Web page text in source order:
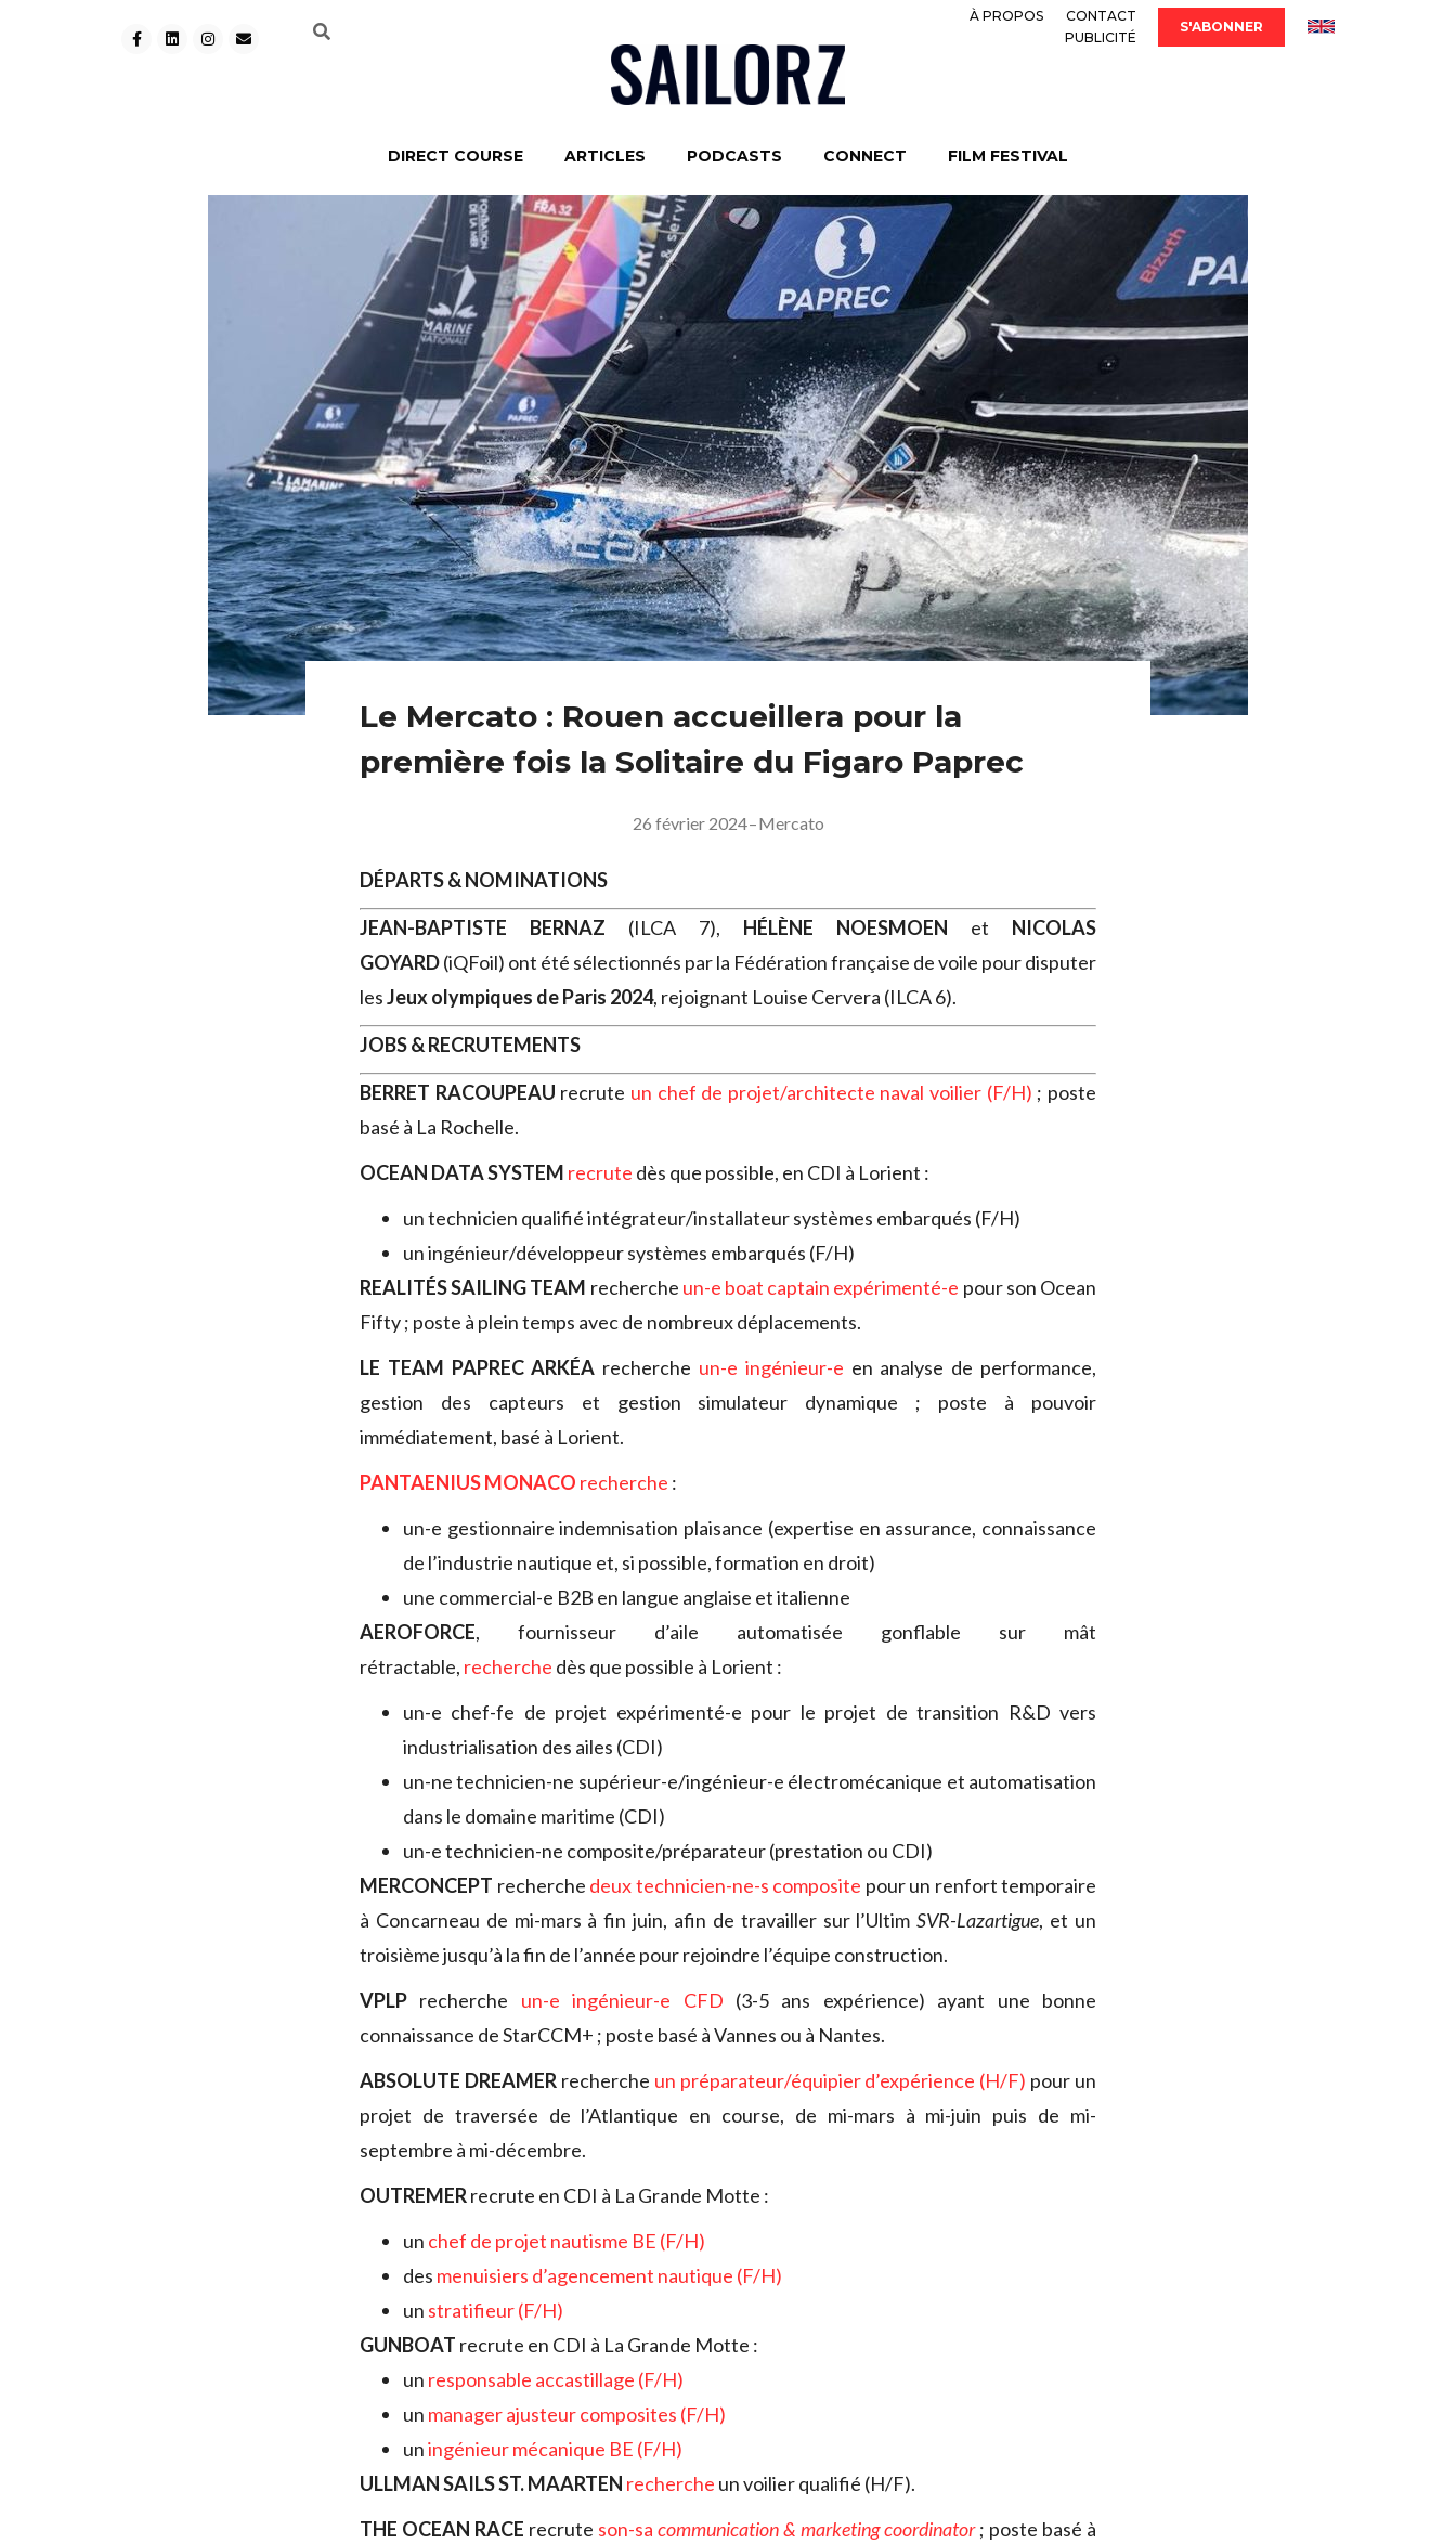
À PROPOS
CONTACT
PUBLICITÉ
S'ABONNER
DIRECT COURSE ARTICLES PODCASTS CONNECT FILM FESTIVAL
Le Mercato : Rouen accueillera pour la
première fois la Solitaire du Figaro Paprec
26 février 2024–Mercato
DÉPARTS & NOMINATIONS
JEAN-BAPTISTE BERNAZ (ILCA 7), HÉLÈNE NOESMOEN et NICOLAS
GOYARD(iQFoil) ont été sélectionnés par la Fédération française de voile pour disputer
lesJeux olympiques de Paris 2024, rejoignant Louise Cervera (ILCA 6).
JOBS & RECRUTEMENTS
BERRET RACOUPEAU recrute un chef de projet/architecte naval voilier (F/H) ; poste
basé à La Rochelle.
OCEAN DATA SYSTEM recrute dès que possible, en CDI à Lorient :
un technicien qualifié intégrateur/installateur systèmes embarqués (F/H)
un ingénieur/développeur systèmes embarqués (F/H)
REALITÉS SAILING TEAM recherche un-e boat captain expérimenté-e pour son Ocean
Fifty ; poste à plein temps avec de nombreux déplacements.
LE TEAM PAPREC ARKÉA recherche un-e ingénieur-e en analyse de performance,
gestion des capteurs et gestion simulateur dynamique ; poste à pouvoir
immédiatement, basé à Lorient.
PANTAENIUS MONACO recherche :
un-e gestionnaire indemnisation plaisance (expertise en assurance, connaissance
de l’industrie nautique et, si possible, formation en droit)
une commercial-e B2B en langue anglaise et italienne
AEROFORCE, fournisseur d’aile automatisée gonflable sur mât
rétractable, recherche dès que possible à Lorient :
un-e chef-fe de projet expérimenté-e pour le projet de transition R&D vers
industrialisation des ailes (CDI)
un-ne technicien-ne supérieur-e/ingénieur-e électromécanique et automatisation
dans le domaine maritime (CDI)
un-e technicien-ne composite/préparateur (prestation ou CDI)
MERCONCEPT recherche deux technicien-ne-s composite pour un renfort temporaire
à Concarneau de mi-mars à fin juin, afin de travailler sur l’UltimSVR-Lazartigue, et un
troisième jusqu’à la fin de l’année pour rejoindre l’équipe construction.
VPLP recherche un-e ingénieur-e CFD (3-5 ans expérience) ayant une bonne
connaissance de StarCCM+ ; poste basé à Vannes ou à Nantes.
ABSOLUTE DREAMERrecherche un préparateur/équipier d’expérience (H/F) pour un
projet de traversée de l’Atlantique en course, de mi-mars à mi-juin puis de mi-
septembre à mi-décembre.
OUTREMERrecrute en CDI à La Grande Motte :
un chef de projet nautisme BE (F/H)
des menuisiers d’agencement nautique (F/H)
un stratifieur (F/H)
GUNBOAT recrute en CDI à La Grande Motte :
un responsable accastillage (F/H)
un manager ajusteur composites (F/H)
uningénieur mécanique BE (F/H)
ULLMAN SAILS ST. MAARTEN recherche un voilier qualifié (H/F).
THE OCEAN RACE recrute son-sa communication & marketing coordinator; poste basé à